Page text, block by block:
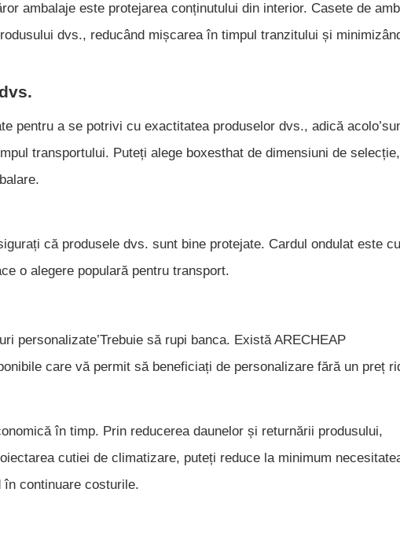
ambalaje este protejarea conținutului din interior. Casete de
dvs., reducând mișcarea în timpul tranzitului și
pentru a se potrivi cu exactitatea produselor dvs., adică
transportului. Puteți alege boxesthat de dimensiuni de selecție,
că produsele dvs. sunt bine protejate. Cardul ondulat este
o alegere populară pentru transport.
personalizate’Trebuie să rupi banca. Există ARECHEAP
care vă permit să beneficiați de personalizare fără un preț
în timp. Prin reducerea daunelor și returnării produsului,
cutiei de climatizare, puteți reduce la minimum
în continuare costurile.